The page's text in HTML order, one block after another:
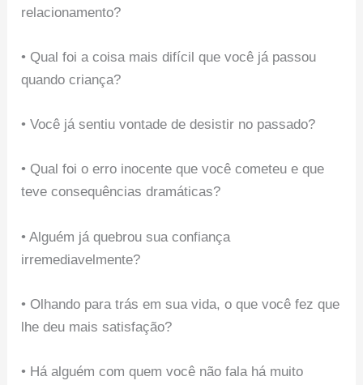
relacionamento?
• Qual foi a coisa mais difícil que você já passou
quando criança?
• Você já sentiu vontade de desistir no passado?
• Qual foi o erro inocente que você cometeu e que
teve consequências dramáticas?
• Alguém já quebrou sua confiança
irremediavelmente?
• Olhando para trás em sua vida, o que você fez que
lhe deu mais satisfação?
• Há alguém com quem você não fala há muito